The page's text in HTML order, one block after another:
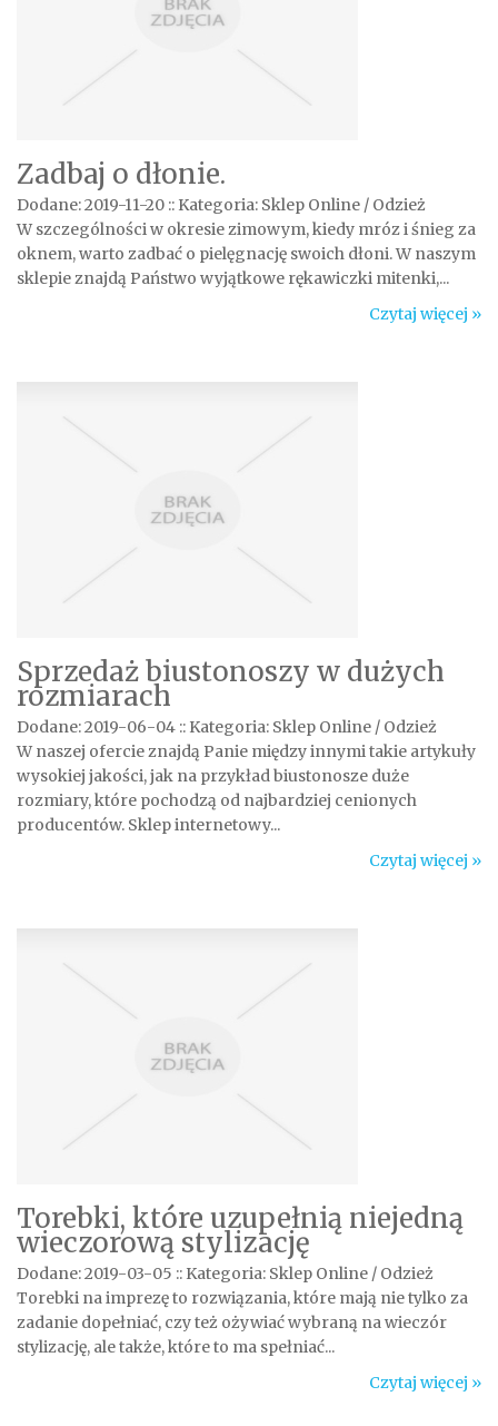
Zadbaj o dłonie.
Dodane: 2019-11-20 :: Kategoria: Sklep Online / Odzież
W szczególności w okresie zimowym, kiedy mróz i śnieg za
oknem, warto zadbać o pielęgnację swoich dłoni. W naszym
sklepie znajdą Państwo wyjątkowe rękawiczki mitenki,...
Czytaj więcej »
Sprzedaż biustonoszy w dużych
rozmiarach
Dodane: 2019-06-04 :: Kategoria: Sklep Online / Odzież
W naszej ofercie znajdą Panie między innymi takie artykuły
wysokiej jakości, jak na przykład biustonosze duże
rozmiary, które pochodzą od najbardziej cenionych
producentów. Sklep internetowy...
Czytaj więcej »
Torebki, które uzupełnią niejedną
wieczorową stylizację
Dodane: 2019-03-05 :: Kategoria: Sklep Online / Odzież
Torebki na imprezę to rozwiązania, które mają nie tylko za
zadanie dopełniać, czy też ożywiać wybraną na wieczór
stylizację, ale także, które to ma spełniać...
Czytaj więcej »